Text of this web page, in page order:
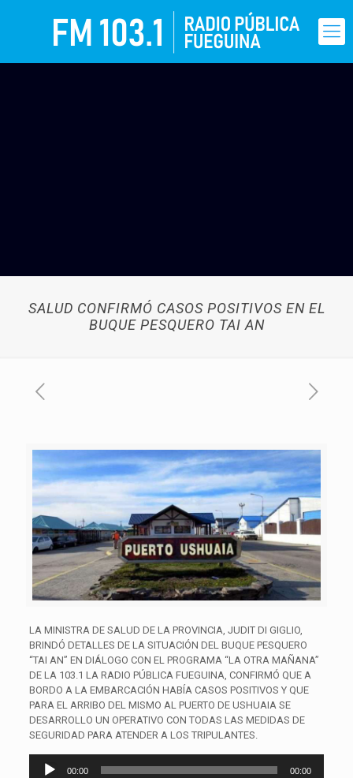
SALUD CONFIRMÓ CASOS POSITIVOS EN EL
BUQUE PESQUERO TAI AN
LA MINISTRA DE SALUD DE LA PROVINCIA, JUDIT DI GIGLIO,
BRINDÓ DETALLES DE LA SITUACIÓN DEL BUQUE PESQUERO
“TAI AN” EN DIÁLOGO CON EL PROGRAMA “LA OTRA MAÑANA”
DE LA 103.1 LA RADIO PÚBLICA FUEGUINA, CONFIRMÓ QUE A
BORDO A LA EMBARCACIÓN HABÍA CASOS POSITIVOS Y QUE
PARA EL ARRIBO DEL MISMO AL PUERTO DE USHUAIA SE
DESARROLLO UN OPERATIVO CON TODAS LAS MEDIDAS DE
SEGURIDAD PARA ATENDER A LOS TRIPULANTES.
Reproductor
00:00 00:00